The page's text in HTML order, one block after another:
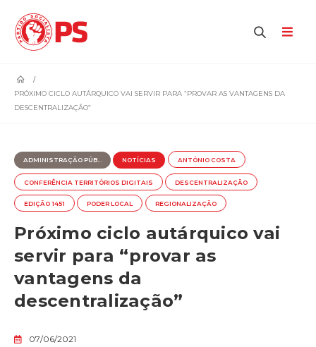
PRÓXIMO CICLO AUTÁRQUICO VAI SERVIR PARA “PROVAR AS VANTAGENS DA
DESCENTRALIZAÇÃO”
ADMINISTRAÇÃO PÚB... NOTÍCIAS ANTÓNIO COSTA
CONFERÊNCIA TERRITÓRIOS DIGITAIS DESCENTRALIZAÇÃO
EDIÇÃO 1451 PODER LOCAL REGIONALIZAÇÃO
Próximo ciclo autárquico vai
servir para “provar as
vantagens da
descentralização”
07/06/2021